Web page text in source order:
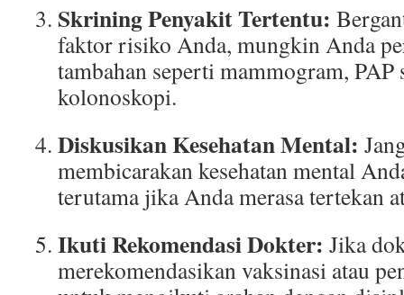
Skrining Penyakit Tertentu:
faktor risiko Anda, mungkin Anda
tambahan seperti mammogram, PAP
kolonoskopi.
Diskusikan Kesehatan Mental:
membicarakan kesehatan mental
terutama jika Anda merasa tertekan
Ikuti Rekomendasi Dokter: Jika
merekomendasikan vaksinasi atau